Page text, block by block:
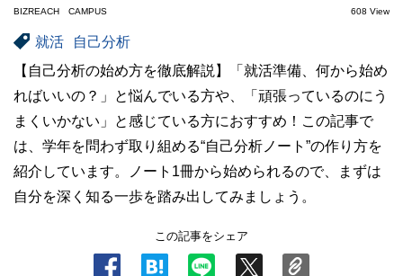
BIZREACH CAMPUS 608 View
就活
自己分析
【自己分析の始め方を徹底解説】「就活準備、何から始め
ればいいの？」と悩んでいる方や、「頑張っているのにう
まくいかない」と感じている方におすすめ！この記事で
は、学年を問わず取り組める“自己分析ノート”の作り方を
紹介しています。ノート1冊から始められるので、まずは
自分を深く知る一歩を踏み出してみましょう。
この記事をシェア